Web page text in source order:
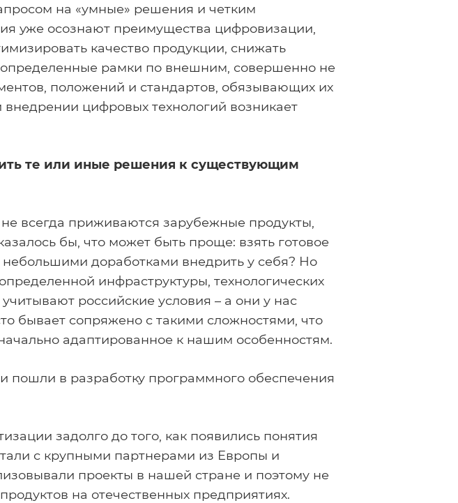
на «умные» решения и четким
уже осознают преимущества цифровизации,
качество продукции, снижать
рамки по внешним, совершенно не
положений и стандартов, обязывающих их
цифровых технологий возникает
те или иные решения к существующим
всегда приживаются зарубежные продукты,
бы, что может быть проще: взять готовое
доработками внедрить у себя? Но
инфраструктуры, технологических
российские условия – а они у нас
бывает сопряжено с такими сложностями, что
адаптированное к нашим особенностям.
пошли в разработку программного обеспечения
задолго до того, как появились понятия
с крупными партнерами из Европы и
проекты в нашей стране и поэтому не
на отечественных предприятиях.